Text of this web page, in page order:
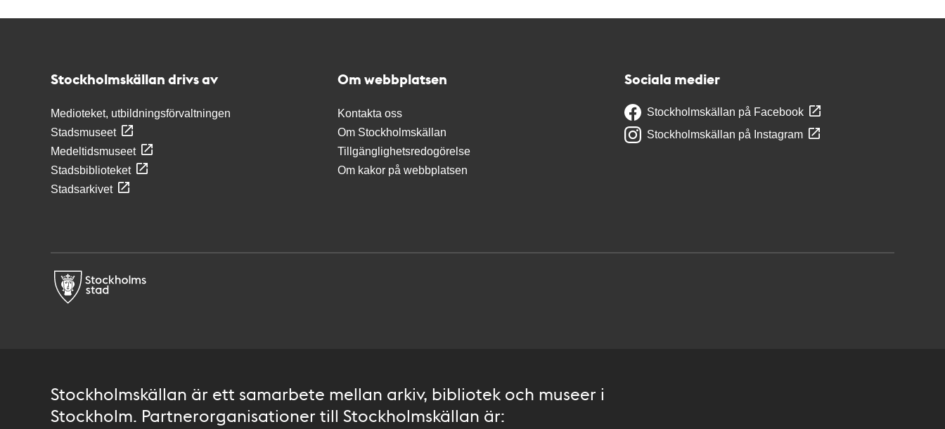
Stockholmskällan drivs av
Medioteket, utbildningsförvaltningen
Stadsmuseet
Medeltidsmuseet
Stadsbiblioteket
Stadsarkivet
Om webbplatsen
Kontakta oss
Om Stockholmskällan
Tillgänglighetsredogörelse
Om kakor på webbplatsen
Sociala medier
Stockholmskällan på Facebook
Stockholmskällan på Instagram
Stockholmskällan är ett samarbete mellan arkiv, bibliotek och museer i
Stockholm. Partnerorganisationer till Stockholmskällan är: